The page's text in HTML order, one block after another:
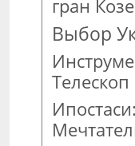
гран
Выбор
Телескоп